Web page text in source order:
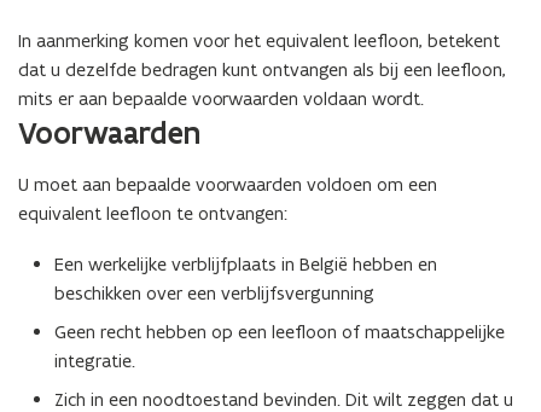
In aanmerking komen voor het equivalent leefloon, betekent
dat u dezelfde bedragen kunt ontvangen als bij een leefloon,
mits er aan bepaalde voorwaarden voldaan wordt.
Voorwaarden
U moet aan bepaalde voorwaarden voldoen om een
equivalent leefloon te ontvangen:
Een werkelijke verblijfplaats in België hebben en
beschikken over een verblijfsvergunning
Geen recht hebben op een leefloon of maatschappelijke
integratie.
Zich in een noodtoestand bevinden. Dit wilt zeggen dat u